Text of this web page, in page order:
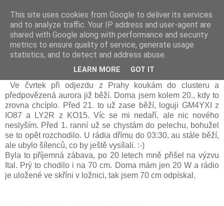
Prdec - Pardubice Hradec
Aurora 10. - 11. 10. 2024
Ve čvrtek při odjezdu z Prahy koukám do clusteru a
předpovězená aurora již běží. Doma jsem kolem 20., kdy to
zrovna chcíplo. Před 21. to už zase běží, loguji GM4YXI z
IO87 a LY2R z KO15. Víc se mi nedaří, ale nic nového
neslyším. Před 1. ranní už se chystám do pelechu, bohužel
se to opět rozchodilo. U rádia dřímu do 03:30, au stále běží,
ale ubylo šílenců, co by ještě vysílali. :-)
Byla to příjemná zábava, po 20 letech mně přišel na výzvu
Ital. Prý to chodilo i na 70 cm. Doma mám jen 20 W a rádio
je uložené ve skříni v ložnici, tak jsem 70 cm odpískal.
This site uses cookies from Google to deliver its services
and to analyze traffic. Your IP address and user-agent are
shared with Google along with performance and security
metrics to ensure quality of service, generate usage
statistics, and to detect and address abuse.
LEARN MORE GOT IT